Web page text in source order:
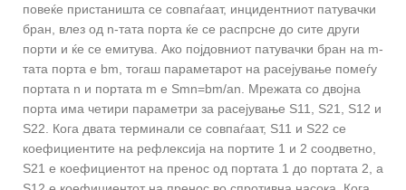
повеќе пристаништа се совпаѓаат, инцидентниот патувачки
бран, влез од n-тата порта ќе се распрсне до сите други
порти и ќе се емитува. Ако појдовниот патувачки бран на m-
тата порта е bm, тогаш параметарот на расејување помеѓу
портата n и портата m е Smn=bm/an. Мрежата со двојна
порта има четири параметри за расејување S11, S21, S12 и
S22. Кога двата терминали се совпаѓаат, S11 и S22 се
коефициентите на рефлексија на портите 1 и 2 соодветно,
S21 е коефициентот на пренос од портата 1 до портата 2, а